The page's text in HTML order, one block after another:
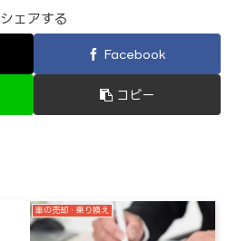
シェアする
Facebook
コピー
車の売却・乗り換え